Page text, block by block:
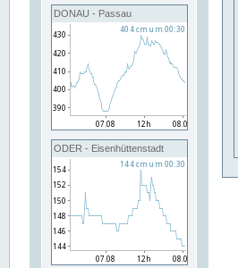
DONAU - Passau
ODER - Eisenhüttenstadt